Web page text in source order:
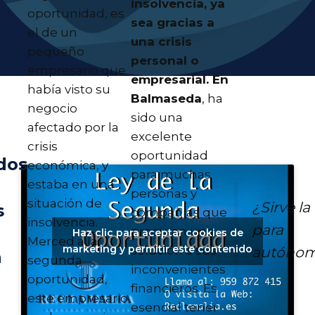
oportunidad, es
el de un
pequeño
empresario que
había visto su
negocio
afectado por la
crisis
económica, y
estaba en una
situación de
insolvencia.
Merced a la
segunda
oportunidad,
este empresario
insolvencia, ya
sea gracias a
una crisis
personal o
empresarial. En
Balmaseda, ha
sido una
excelente
oportunidad
para muchas
personas y
compañías que
procuran una
solución a sus
inconvenientes
financieros. Es
esencial tener
¿Sirve la
para
Haz clic para aceptar cookies de
marketing y permitir este contenido